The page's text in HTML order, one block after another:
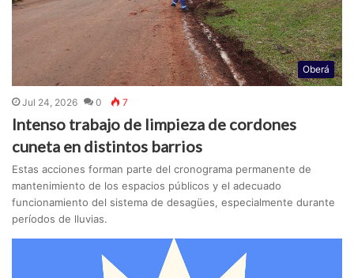
Oberá
Jul 24, 2026 0 7
Intenso trabajo de limpieza de cordones
cuneta en distintos barrios
Estas acciones forman parte del cronograma permanente de
mantenimiento de los espacios públicos y el adecuado
funcionamiento del sistema de desagües, especialmente durante
períodos de lluvias.